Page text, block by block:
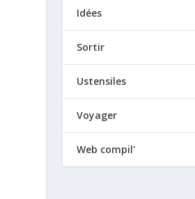
Idées
Sortir
Ustensiles
Voyager
Web compil'